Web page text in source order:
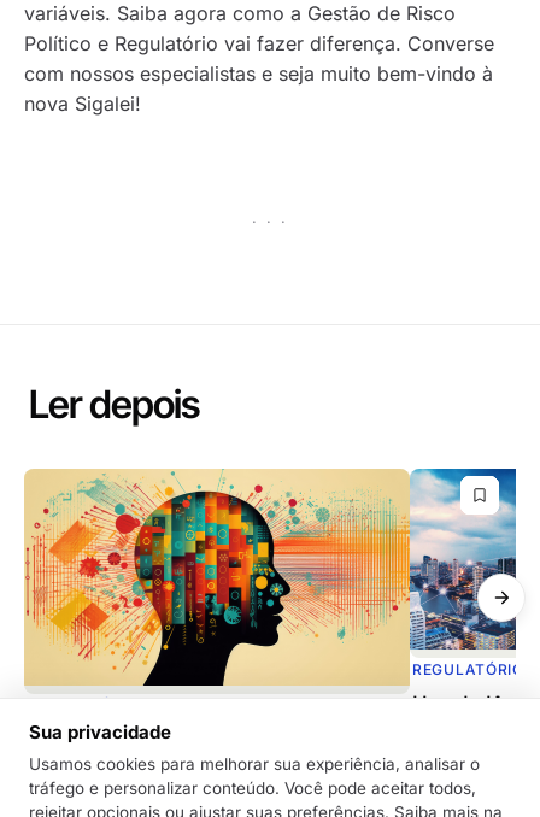
variáveis. Saiba agora como a Gestão de Risco
Político e Regulatório vai fazer diferença. Converse
com nossos especialistas e seja muito bem-vindo à
nova Sigalei!
· · ·
Ler depois
A evolução da IA aplicada à linguagem
natural. Como isso impacta quem
trabalha com política e regulação?
REGULATÓRIO
Uso da IA:
O uso da IA
também
Sua privacidade
Usamos cookies para melhorar sua experiência, analisar o
tráfego e personalizar conteúdo. Você pode aceitar todos,
rejeitar opcionais ou ajustar suas preferências. Saiba mais na